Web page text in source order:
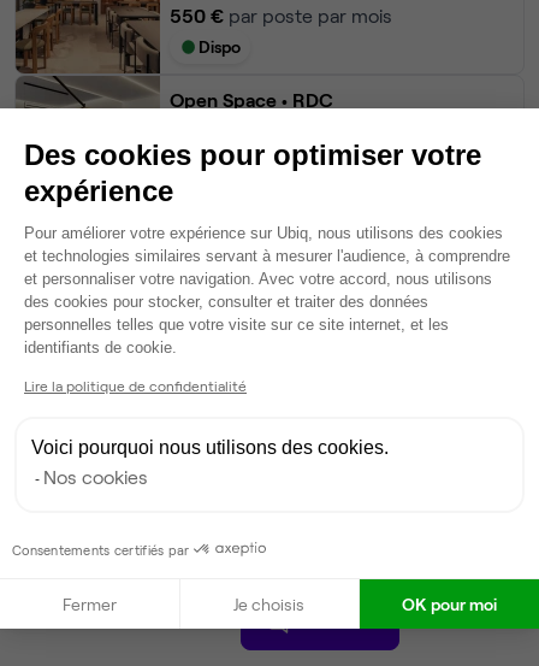
550 € par poste par mois
Dispo
Open Space • RDC
15 postes disponibles
300 €
Voir tout
Gestionnaire de l'espace
Partenaire depuis 2022
Répond en quelques heures
Locataires trouvés sur Ubiq : 39
Des cookies pour optimiser votre
expérience
Plateforme de Gestion du
Pour améliorer votre expérience sur Ubiq, nous utilisons des cookies
et technologies similaires servant à mesurer l'audience, à comprendre
et personnaliser votre navigation. Avec votre accord, nous utilisons
des cookies pour stocker, consulter et traiter des données
personnelles telles que votre visite sur ce site internet, et les
identifiants de cookie.
Lire la politique de confidentialité
Voici pourquoi nous utilisons des cookies.
Nos cookies
Consentements certifiés par
Fermer Je choisis OK pour moi